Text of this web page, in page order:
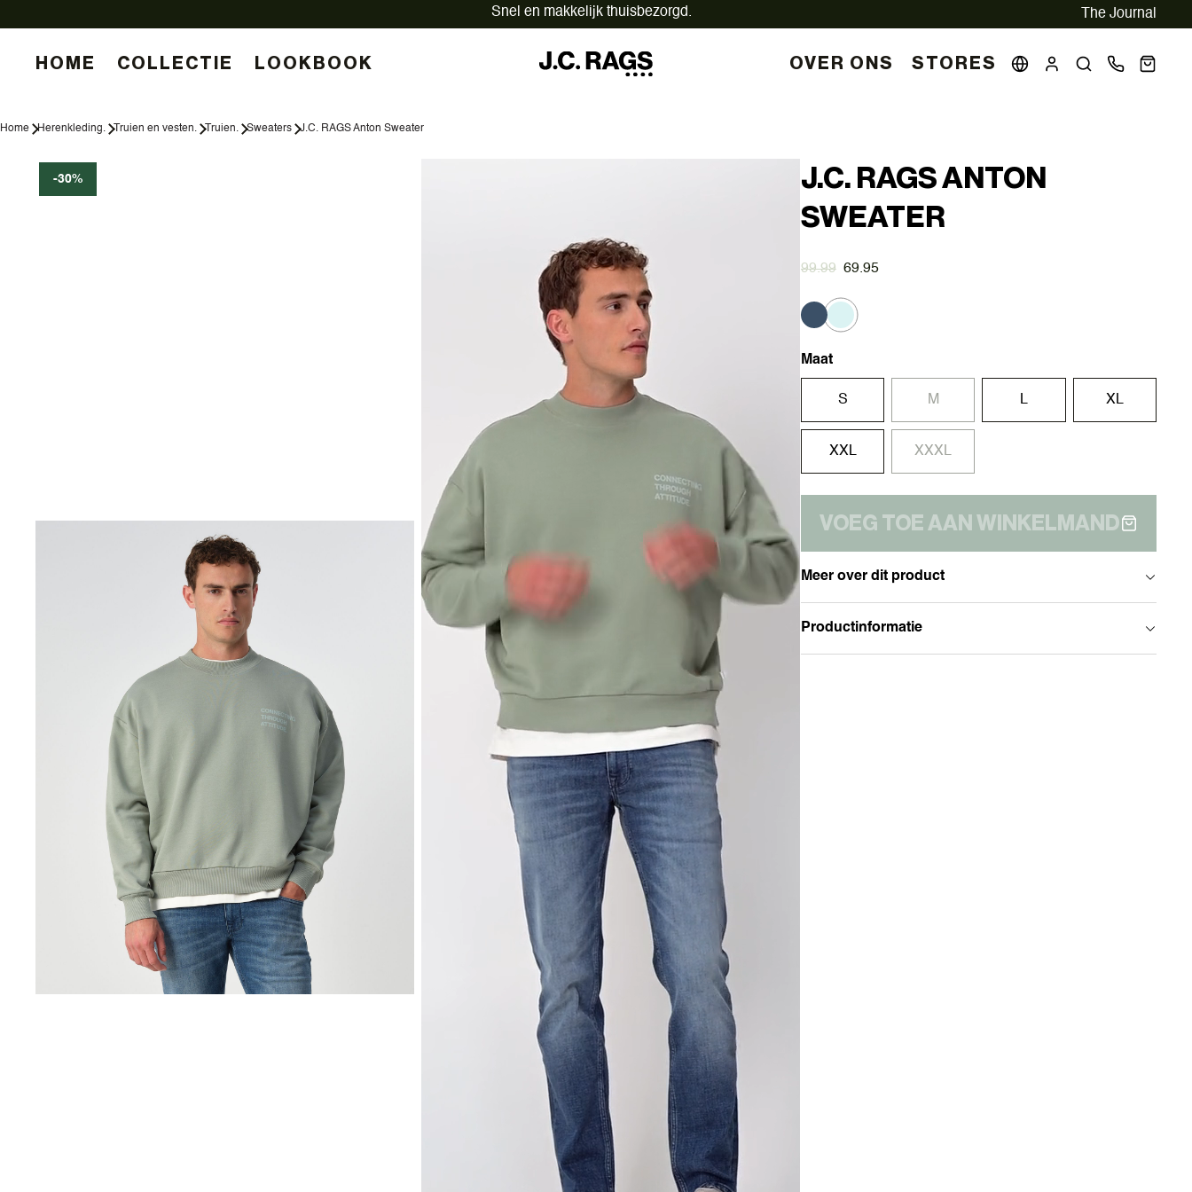
Op werkdagen vóór 12:00 besteld,vandaag verzonden. The Journal
HOME COLLECTIE LOOKBOOK OVER ONS STORES
Home Herenkleding. Truien en vesten. Truien. Sweaters J.C. RAGS Anton Sweater
-30%
J.C. RAGS ANTON
SWEATER
99.99 69.95
Maat
S M L XL
XXL XXXL
VOEG TOE AAN WINKELMAND
Meer over dit product
Productinformatie